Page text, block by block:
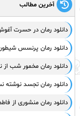
آخرین مطالب
دانلود رمان در حسرت
دانلود رمان پرنسس
دانلود رمان مخمور شب
دانلود رمان تجسد نوشته
دانلود رمان منشوری از